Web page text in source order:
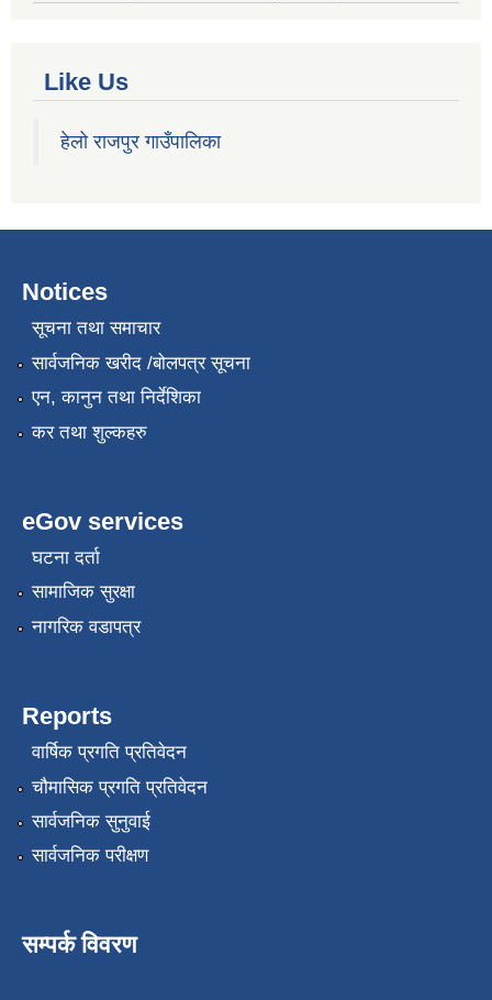
Like Us
हेलो राजपुर गाउँपालिका
Notices
सूचना तथा समाचार
सार्वजनिक खरीद /बोलपत्र सूचना
एन, कानुन तथा निर्देशिका
कर तथा शुल्कहरु
eGov services
घटना दर्ता
सामाजिक सुरक्षा
नागरिक वडापत्र
Reports
वार्षिक प्रगति प्रतिवेदन
चौमासिक प्रगति प्रतिवेदन
सार्वजनिक सुनुवाई
सार्वजनिक परीक्षण
सम्पर्क विवरण